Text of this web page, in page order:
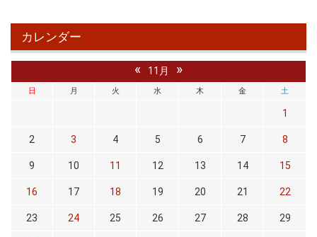
カレンダー
« 11月 »
日 月 火 水 木 金 土
1
2 3 4 5 6 7 8
9 10 11 12 13 14 15
16 17 18 19 20 21 22
23 24 25 26 27 28 29